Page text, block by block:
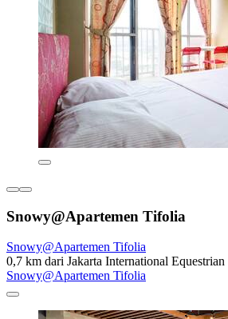
Snowy@Apartemen Tifolia
Snowy@Apartemen Tifolia
0,7 km dari Jakarta International Equestrian
Snowy@Apartemen Tifolia